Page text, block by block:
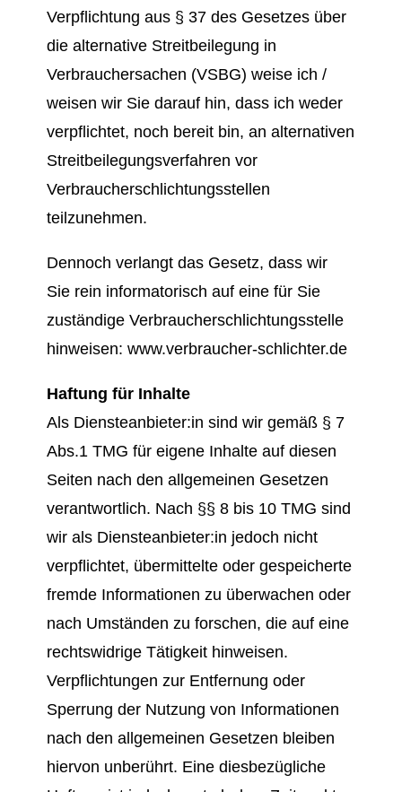
Verpflichtung aus § 37 des Gesetzes über
die alternative Streitbeilegung in
Verbrauchersachen (VSBG) weise ich /
weisen wir Sie darauf hin, dass ich weder
verpflichtet, noch bereit bin, an alternativen
Streitbeilegungsverfahren vor
Verbraucherschlichtungsstellen
teilzunehmen.
Dennoch verlangt das Gesetz, dass wir
Sie rein informatorisch auf eine für Sie
zuständige Verbraucherschlichtungsstelle
hinweisen: www.verbraucher-schlichter.de
Haftung für Inhalte
Als Diensteanbieter:in sind wir gemäß § 7
Abs.1 TMG für eigene Inhalte auf diesen
Seiten nach den allgemeinen Gesetzen
verantwortlich. Nach §§ 8 bis 10 TMG sind
wir als Diensteanbieter:in jedoch nicht
verpflichtet, übermittelte oder gespeicherte
fremde Informationen zu überwachen oder
nach Umständen zu forschen, die auf eine
rechtswidrige Tätigkeit hinweisen.
Verpflichtungen zur Entfernung oder
Sperrung der Nutzung von Informationen
nach den allgemeinen Gesetzen bleiben
hiervon unberührt. Eine diesbezügliche